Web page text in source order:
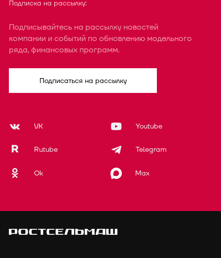
Подписка на рассылку:
Подписывайтесь на рассылку новостей
компании и событий по обновлению модельного
ряда, финансовых программ.
Подписаться на рассылку
VK Youtube
Rutube Telegram
Ok Max